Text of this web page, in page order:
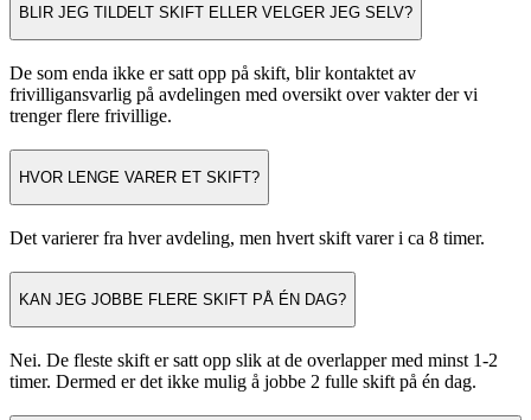
BLIR JEG TILDELT SKIFT ELLER VELGER JEG SELV?
De som enda ikke er satt opp på skift, blir kontaktet av
frivilligansvarlig på avdelingen med oversikt over vakter der vi
trenger flere frivillige.
HVOR LENGE VARER ET SKIFT?
Det varierer fra hver avdeling, men hvert skift varer i ca 8 timer.
KAN JEG JOBBE FLERE SKIFT PÅ ÉN DAG?
Nei. De fleste skift er satt opp slik at de overlapper med minst 1-2
timer. Dermed er det ikke mulig å jobbe 2 fulle skift på én dag.